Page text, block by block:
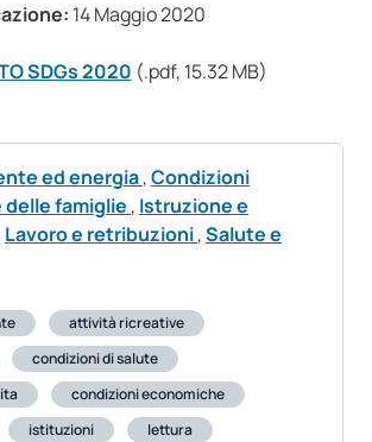
14 Maggio 2020
SDGs 2020 (.pdf, 15.32 MB)
ed energia,Condizioni
famiglie , Istruzione e
Lavoro e retribuzioni,Salute e
attività ricreative
condizioni di salute
condizioni economiche
istituzioni
lettura